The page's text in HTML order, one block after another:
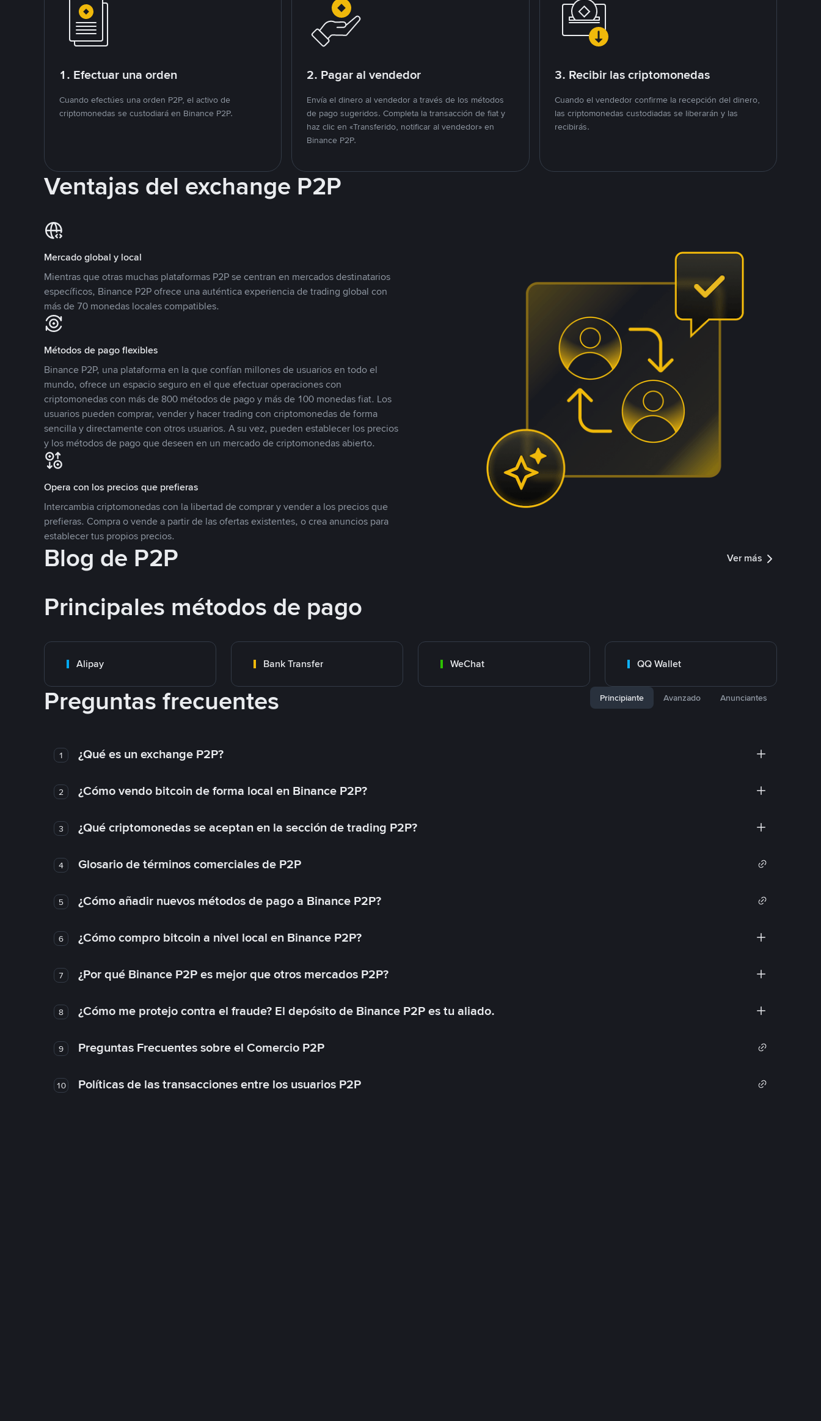
1. Efectuar una orden
Cuando efectúes una orden P2P, el activo de
criptomonedas se custodiará en Binance P2P.
2. Pagar al vendedor
Envía el dinero al vendedor a través de los métodos
de pago sugeridos. Completa la transacción de fiat y
haz clic en «Transferido, notificar al vendedor» en
Binance P2P.
3. Recibir las criptomonedas
Cuando el vendedor confirme la recepción del dinero,
las criptomonedas custodiadas se liberarán y las
recibirás.
Ventajas del exchange P2P
Mercado global y local
Mientras que otras muchas plataformas P2P se centran en mercados destinatarios
específicos, Binance P2P ofrece una auténtica experiencia de trading global con
más de 70 monedas locales compatibles.
Métodos de pago flexibles
Binance P2P, una plataforma en la que confían millones de usuarios en todo el
mundo, ofrece un espacio seguro en el que efectuar operaciones con
criptomonedas con más de 800 métodos de pago y más de 100 monedas fiat. Los
usuarios pueden comprar, vender y hacer trading con criptomonedas de forma
sencilla y directamente con otros usuarios. A su vez, pueden establecer los precios
y los métodos de pago que deseen en un mercado de criptomonedas abierto.
Opera con los precios que prefieras
Intercambia criptomonedas con la libertad de comprar y vender a los precios que
prefieras. Compra o vende a partir de las ofertas existentes, o crea anuncios para
establecer tus propios precios.
Blog de P2P Ver más
Principales métodos de pago
Alipay Bank Transfer WeChat QQ Wallet
Preguntas frecuentes Principiante Avanzado Anunciantes
1 ¿Qué es un exchange P2P?
2 ¿Cómo vendo bitcoin de forma local en Binance P2P?
3 ¿Qué criptomonedas se aceptan en la sección de trading P2P?
4 Glosario de términos comerciales de P2P
5 ¿Cómo añadir nuevos métodos de pago a Binance P2P?
6 ¿Cómo compro bitcoin a nivel local en Binance P2P?
7 ¿Por qué Binance P2P es mejor que otros mercados P2P?
8 ¿Cómo me protejo contra el fraude? El depósito de Binance P2P es tu aliado.
9 Preguntas Frecuentes sobre el Comercio P2P
10 Políticas de las transacciones entre los usuarios P2P